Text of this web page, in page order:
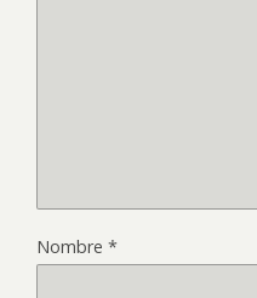
Nombre *